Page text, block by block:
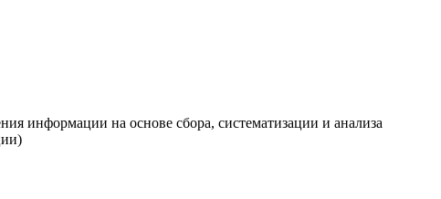
информации на основе сбора, систематизации и анализа